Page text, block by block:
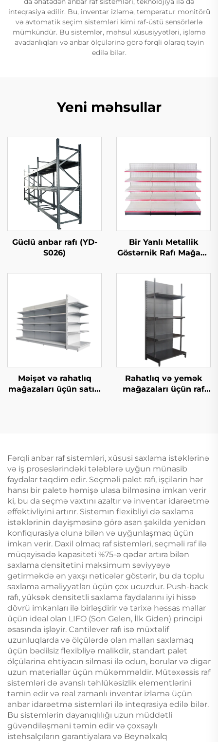
inteqrasiya edilir. Bu, inventar izləmə, temperatur monitörü
və avtomatik seçim sistemləri kimi raf-üstü sensörlərlə
mümkündür. Bu sistemlər, məhsul xüsusiyyətləri, işləmə
avadanlıqları və anbar ölçülərinə görə fərqli olaraq təyin
edilə bilər.
Yeni məhsullar
Güclü anbar rafı (YD-
S026)
Bir Yanlı Metallik
Göstərnik Rafı Mağaza
Məişət və rahatlıq
mağazaları üçün satıcı
Rahatlıq və yemək
mağazaları üçün raf
Fərqli anbar raf sistemləri, xüsusi saxlama istəklərinə
və iş proseslərindəki tələblərə uyğun münasib
faydalar təqdim edir. Seçməli palet rafı, işçilərin hər
hansı bir paletə həmişə ulasa bilməsinə imkan verir
ki, bu da seçmə vaxtını azaltır və inventar idarəetmə
effektivliyini artırır. Sistemın flexibliyi də saxlama
istəklərinin dəyişməsinə görə asan şəkildə yenidən
konfiqurasiya oluna bilən və uyğunlaşmaq üçün
imkan verir. Daxil olmaq raf sistemləri, seçməli raf ilə
müqayisədə kapasiteti %75-ə qədər artıra bilən
saxlama densitetini maksimum səviyyəyə
gətirməkdə ən yaxşı nəticələr göstərir, bu da toplu
saxlama əməliyyatları üçün çox ucuzdur. Push-back
rafı, yüksək densitetli saxlama faydalarını iyi hissə
dövrü imkanları ilə birləşdirir və tarixə həssas mallar
üçün ideal olan LIFO (Son Gelen, İlk Giden) principi
əsasında işləyir. Cantilever rafı isə müxtəlif
uzunluqlarda və ölçülərdə olan malları saxlamaq
üçün bədilsiz flexibliyə malikdir, standart palet
ölçülərinə ehtiyacın silməsi ilə odun, borular və digər
uzun materiallar üçün mükəmməldir. Mütəxəssis raf
sistemləri də avanslı təhlükəsizlik elementlərini
təmin edir və real zamanlı inventar izləmə üçün
anbar idarəetmə sistemləri ilə inteqrasiya edilə bilər.
Bu sistemlərin dayanıqlılığı uzun müddətli
güvəndiləşməni təmin edir və çoxsaylı
istehsalçıların garantiyalara və Beynəlxalq